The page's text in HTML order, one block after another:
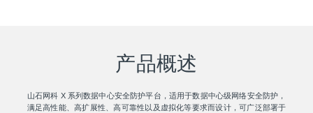
产品概述
山石网科 X 系列数据中心安全防护平台，适用于数据中心级网络安全防护，
满足高性能、高扩展性、高可靠性以及虚拟化等要求而设计，可广泛部署于